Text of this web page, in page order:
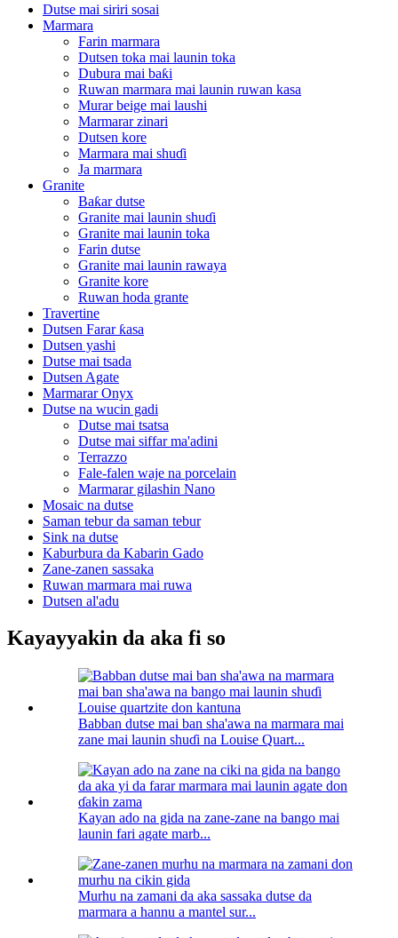
Dutse mai siriri sosai
Marmara
Farin marmara
Dutsen toka mai launin toka
Dubura mai baƙi
Ruwan marmara mai launin ruwan kasa
Murar beige mai laushi
Marmarar zinari
Dutsen kore
Marmara mai shuɗi
Ja marmara
Granite
Baƙar dutse
Granite mai launin shuɗi
Granite mai launin toka
Farin dutse
Granite mai launin rawaya
Granite kore
Ruwan hoda grante
Travertine
Dutsen Farar ƙasa
Dutsen yashi
Dutse mai tsada
Dutsen Agate
Marmarar Onyx
Dutse na wucin gadi
Dutse mai tsatsa
Dutse mai siffar ma'adini
Terrazzo
Fale-falen waje na porcelain
Marmarar gilashin Nano
Mosaic na dutse
Saman tebur da saman tebur
Sink na dutse
Kaburbura da Kabarin Gado
Zane-zanen sassaka
Ruwan marmara mai ruwa
Dutsen al'adu
Kayayyakin da aka fi so
Babban dutse mai ban sha'awa na marmara mai
zane mai launin shuɗi na Louise Quart...
Kayan ado na gida na zane-zane na bango mai
launin fari agate marb...
Murhu na zamani da aka sassaka dutse da
marmara a hannu a mantel sur...